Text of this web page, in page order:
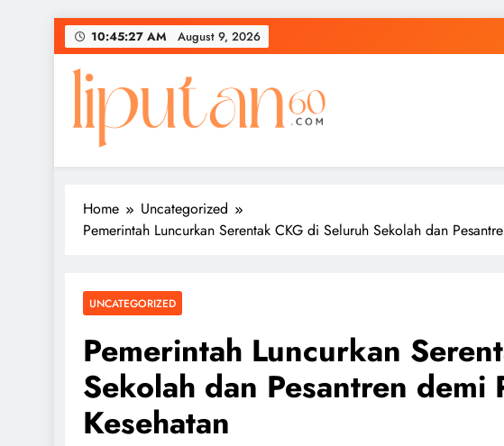
Skip
to
content
10:45:28 AM August 9, 2026
Home
Uncategorized
Pemerintah Luncurkan Serentak CKG di Seluruh Sekolah dan
UNCATEGORIZED
Pemerintah Luncurkan
Sekolah dan Pesantren demi
Kesehatan